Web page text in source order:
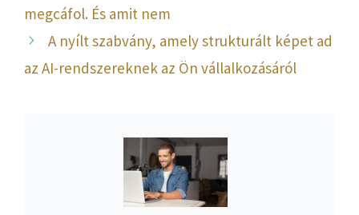
megcáfol. És amit nem
A nyílt szabvány, amely strukturált képet ad
az AI-rendszereknek az Ön vállalkozásáról